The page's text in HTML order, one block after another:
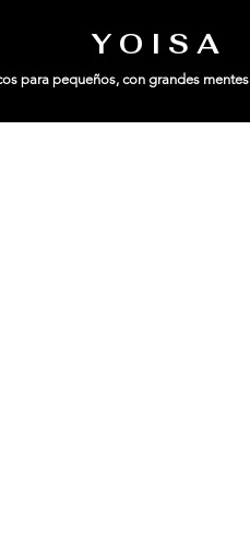
Y O I S A
para pequeños, con grandes mentes